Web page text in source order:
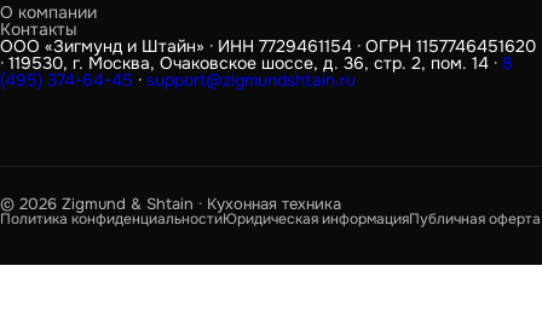
О компании
Контакты
ООО «Зигмунд и Штайн» · ИНН 7729461154 · ОГРН 1157746451620
· 119530, г. Москва, Очаковское шоссе, д. 36, стр. 2, пом. 14 · 8
(495) 374-64-45 · support@zigmundshtain.ru
© 2026 Zigmund & Shtain · Кухонная техника
Политика конфиденциальностиЮридическая информацияПубличная оферта